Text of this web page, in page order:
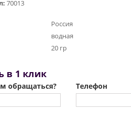
70013
Россия
водная
20 гр
в 1 клик
обращаться? Телефон